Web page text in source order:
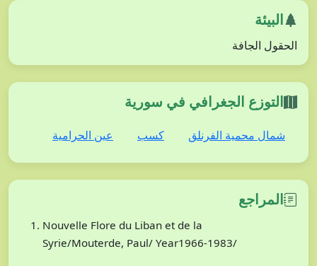
البيئة
الحقول الجافة
التوزع الجغرافي في سورية
شمال محمية الفرنلق كسب عين الحرامية
المراجع
Nouvelle Flore du Liban et de la
Syrie/Mouterde, Paul/ Year1966-1983/